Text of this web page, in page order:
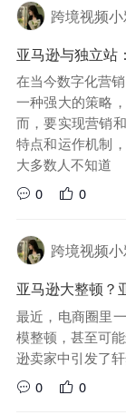
跨境视频
亚马逊与独立站
在当今数字化营
一种强大的策略
而，要实现营销
特点和运作机制
大多数人不知道
0
0
跨境视频
亚马逊大整顿？
最近，电商圈里
模整顿，甚至可
逊卖家中引发了
0
0